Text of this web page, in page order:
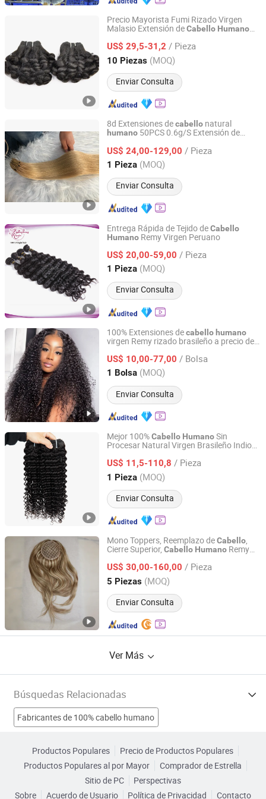
Precio Mayorista Fumi Rizado Virgen
Malasio Extensión deCabello Humano
US$ 29,5-31,2 / Pieza
10 Piezas (MOQ)
Enviar Consulta
Guangzhou Labor Hair Factory
Guangdong, China Desde 2010
8d Extensiones decabello natural
humano 50PCS 0.6g/S Extensión de
micro enlace, silicona, cabello
chino
US$ 24,00-129,00 / Pieza
1 Pieza (MOQ)
Enviar Consulta
Juancheng Sunze Hair Products Co., Ltd.
Shandong, China Desde 2025
Entrega Rápida de Tejido deCabello
Humano Remy Virgen Peruano
US$ 20,00-59,00 / Pieza
1 Pieza (MOQ)
Enviar Consulta
Guangzhou Fabulous Hair Co., Ltd.
Guangdong, China Desde 2016
100% Extensiones decabello humano
virgen Remy rizado brasileño a precio de
US$ 10,00-77,00 / Bolsa
1 Bolsa (MOQ)
Enviar Consulta
Guangzhou Labor Hair Factory
Guangdong, China Desde 2010
Mejor 100%Cabello HumanoSin
Procesar Natural Virgen Brasileño Indio
Mechas
US$ 11,5-110,8 / Pieza
1 Pieza (MOQ)
Enviar Consulta
Xuchang Leyide Import And Export Trading Co., Ltd.
Henan, China Desde 2023
Mono Toppers, Reemplazo deCabello,
Cierre Superior, Cabello Humano Remy
US$ 30,00-160,00 / Pieza
5 Piezas (MOQ)
Enviar Consulta
Qingdao Nicety Co., Ltd.
Shandong, China Desde 2016
Ver Más
Búsquedas Relacionadas
Fabricantes de 100% cabello humano
Fabricantes de Cabello Humano
Productos Populares
Precio de Productos Populares
Productos Populares al por Mayor
Comprador de Estrella
Sitio de PC
Perspectivas
Sobre
Acuerdo de Usuario Política de Privacidad Contacto